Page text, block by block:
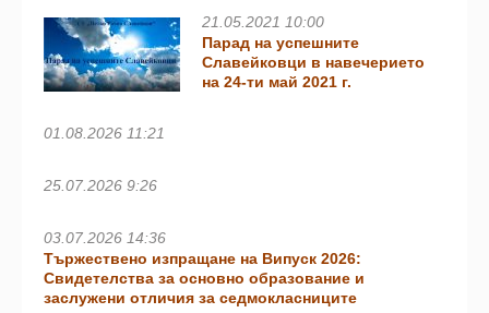
21.05.2021 10:00
Парад на успешните
Славейковци в навечерието
на 24-ти май 2021 г.
01.08.2026 11:21
25.07.2026 9:26
03.07.2026 14:36
Тържествено изпращане на Випуск 2026:
Свидетелства за основно образование и
заслужени отличия за седмокласниците